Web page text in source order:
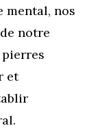
mental, nos
notre
et